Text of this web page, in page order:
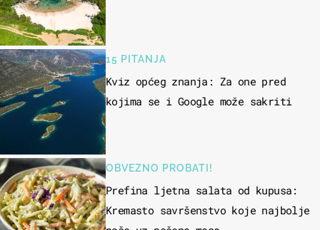
15 PITANJA
Kviz općeg znanja: Za one pred
kojima se i Google može sakriti
OBVEZNO PROBATI!
Prefina ljetna salata od kupusa:
Kremasto savršenstvo koje najbolje